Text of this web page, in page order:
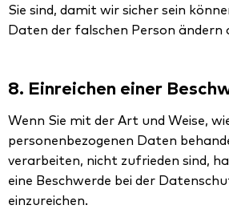
Sie sind, damit wir sicher sein
Daten der falschen Person ändern
8. Einreichen einer
Wenn Sie mit der Art und Weise,
personenbezogenen Daten
verarbeiten, nicht zufrieden sind,
eine Beschwerde bei der
einzureichen.